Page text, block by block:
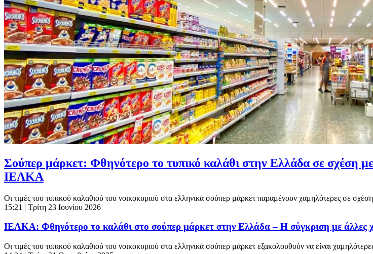
Σούπερ μάρκετ: Φθηνότερο το τυπικό καλάθι στην Ελλάδα σε σχέση
ΙΕΛΚΑ
Οι τιμές του τυπικού καλαθιού του νοικοκυριού στα ελληνικά σούπερ μάρκετ παραμένουν χαμηλότερες σε
15:21 | Τρίτη 23 Ιουνίου 2026
ΙΕΛΚΑ: Φθηνότερο το καλάθι στο σούπερ μάρκετ στην Ελλάδα – Η σύγκριση με άλλες
Οι τιμές του τυπικού καλαθιού του νοικοκυριού στα ελληνικά σούπερ μάρκετ εξακολουθούν να είναι